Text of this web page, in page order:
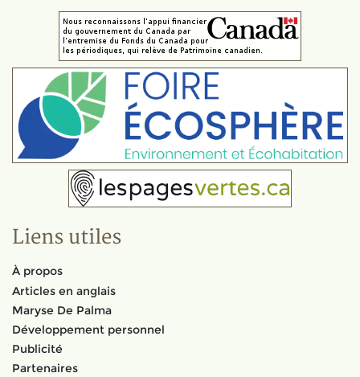
Liens utiles
À propos
Articles en anglais
Maryse De Palma
Développement personnel
Publicité
Partenaires